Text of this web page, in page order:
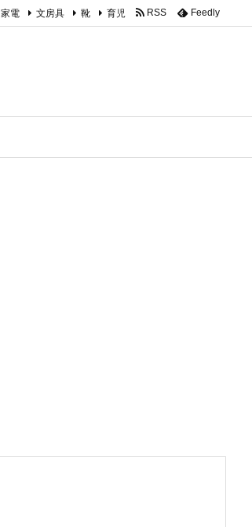
家電 文房具 靴 育児 RSS Feedly